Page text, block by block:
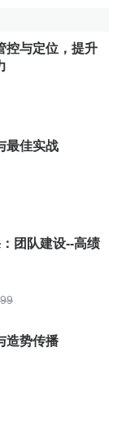
容方面定有獨到
軟體園的軟體
特征。如果站
，想通過製作一
則往往會事與願
網頁文檔收集
頁素材的收集
作工具，建立
控与定位，提升
最佳实战
团队建设--高绩
造势传播